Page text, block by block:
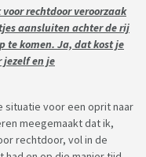
rechtdoor veroorzaak
aansluiten achter de rij
te komen. Ja, dat kost je
en je
situatie voor een oprit naar
meegemaakt dat ik,
rechtdoor, vol in de